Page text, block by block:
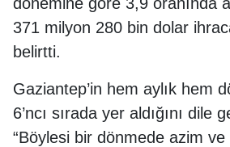
371 milyon 280 bin dolar
belirtti.
Gaziantep’in hem aylık hem
6’ncı sırada yer aldığını dile
“Böylesi bir dönmede azim ve